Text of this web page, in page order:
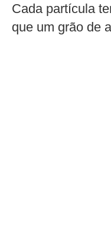
Cada partícula
que um grão de